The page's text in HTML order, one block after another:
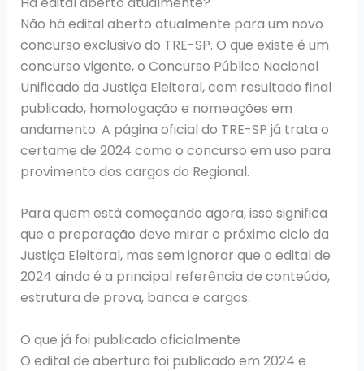
Não há edital aberto atualmente para um novo
concurso exclusivo do TRE-SP. O que existe é um
concurso vigente, o Concurso Público Nacional
Unificado da Justiça Eleitoral, com resultado final
publicado, homologação e nomeações em
andamento. A página oficial do TRE-SP já trata o
certame de 2024 como o concurso em uso para
provimento dos cargos do Regional.
Para quem está começando agora, isso significa
que a preparação deve mirar o próximo ciclo da
Justiça Eleitoral, mas sem ignorar que o edital de
2024 ainda é a principal referência de conteúdo,
estrutura de prova, banca e cargos.
O que já foi publicado oficialmente
O edital de abertura foi publicado em 2024 e